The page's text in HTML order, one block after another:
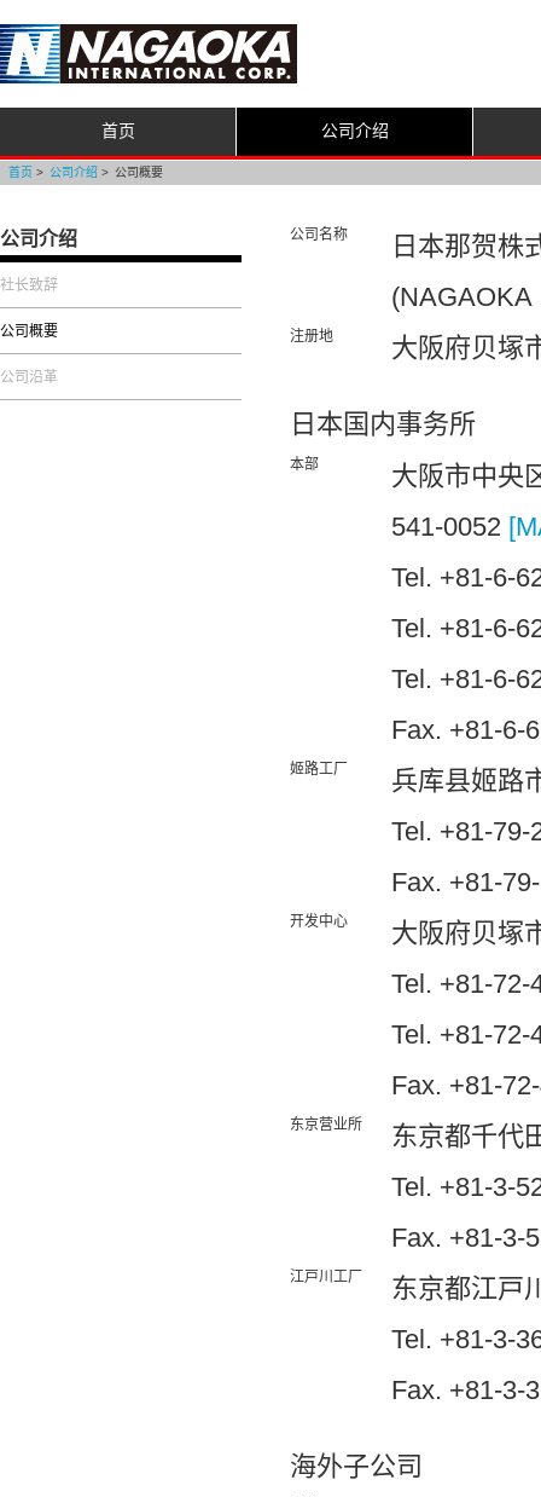
首页 公司介绍
首页 公司介绍 公司概要
公司介绍
社长致辞
公司概要
公司沿革
公司名称
日本那贺株
(NAGAOKA
注册地 大阪府贝塚
日本国内事务所
本部
大阪市中央
541-0052
Tel. +81-6-
Tel. +81-6-
Tel. +81-6-
Fax. +81-6-
姬路工厂
兵库县姬路
Tel. +81-79-
Fax. +81-
开发中心
大阪府贝塚
Tel. +81-
Tel. +81-
Fax. +81-
东京营业所
东京都千代
Tel. +81-3-
Fax. +81-3-
江戸川工厂
东京都江戸
Tel. +81-3-
Fax. +81-3-
海外子公司